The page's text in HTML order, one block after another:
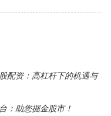
配资：高杠杆下的机遇与
：助您掘金股市！